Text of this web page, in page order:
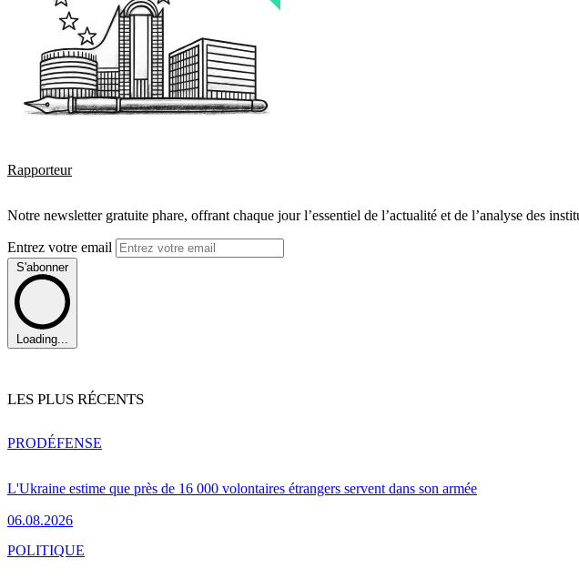
Rapporteur
Notre newsletter gratuite phare, offrant chaque jour l’essentiel de l’actualité et de l’analyse des
Entrez votre email
S'abonner
Loading...
LES PLUS RÉCENTS
L'Ukraine estime que près de 16 000 volontaires étrangers servent dans son armée
06.08.2026
PRODÉFENSE
POLITIQUE